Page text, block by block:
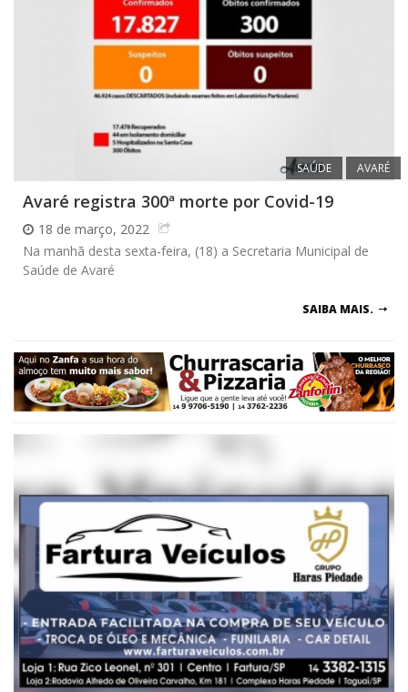
SAÚDE AVARÉ
Avaré registra 300ª morte por Covid-19
18 de março, 2022
Na manhã desta sexta-feira, (18) a Secretaria Municipal de
Saúde de Avaré
SAIBA MAIS.